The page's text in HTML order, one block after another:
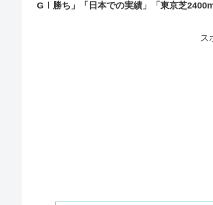
GⅠ勝ち」「日本での実績」「東京芝
ス